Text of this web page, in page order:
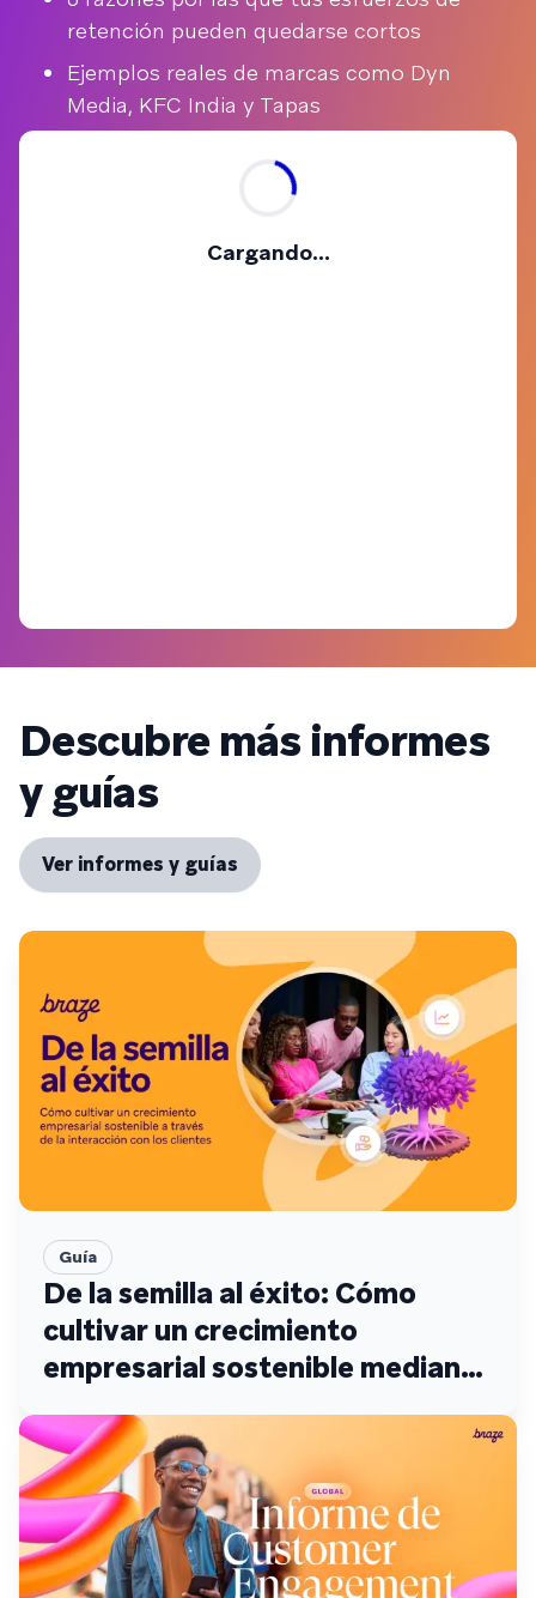
retención pueden quedarse cortos
Ejemplos reales de marcas como Dyn
Media, KFC India y Tapas
Cargando...
Descubre más informes
y guías
Ver informes y guías
Guía
De la semilla al éxito: Cómo
cultivar un crecimiento
empresarial sostenible mediante